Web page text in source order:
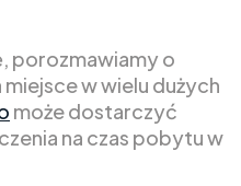
porozmawiamy o
w wielu dużych
może dostarczyć
na czas pobytu w